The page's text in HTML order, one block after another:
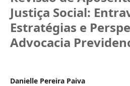
Justiça Social:
Estratégias e
Advocacia
Danielle Pereira Paiva